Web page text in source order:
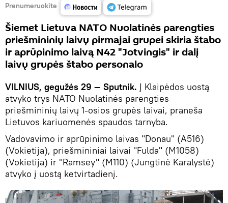
Prenumeruokite
Šiemet Lietuva NATO Nuolatinės parengties
priešmininių laivų pirmajai grupei skiria štabo
ir aprūpinimo laivą N42 "Jotvingis" ir dalį
laivų grupės štabo personalo
VILNIUS, gegužės 29 — Sputnik. Į Klaipėdos uostą
atvyko trys NATO Nuolatinės parengties
priešmininių laivų 1-osios grupės laivai, praneša
Lietuvos kariuomenės spaudos tarnyba.
Vadovavimo ir aprūpinimo laivas "Donau" (A516)
(Vokietija), priešmininiai laivai "Fulda" (M1058)
(Vokietija) ir "Ramsey" (M110) (Jungtinė Karalystė)
atvyko į uostą ketvirtadienį.